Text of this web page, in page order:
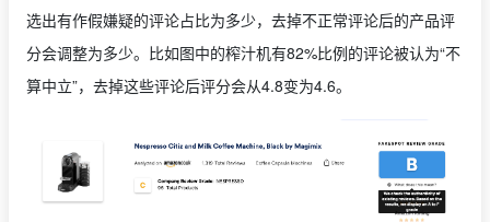
选出有作假嫌疑的评论占比为多少，去掉不正常评论后的产品评
分会调整为多少。比如图中的榨汁机有82%比例的评论被认为“不
算中立”，去掉这些评论后评分会从4.8变为4.6。